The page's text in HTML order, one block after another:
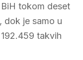
tokom deset
dok je samo u
takvih